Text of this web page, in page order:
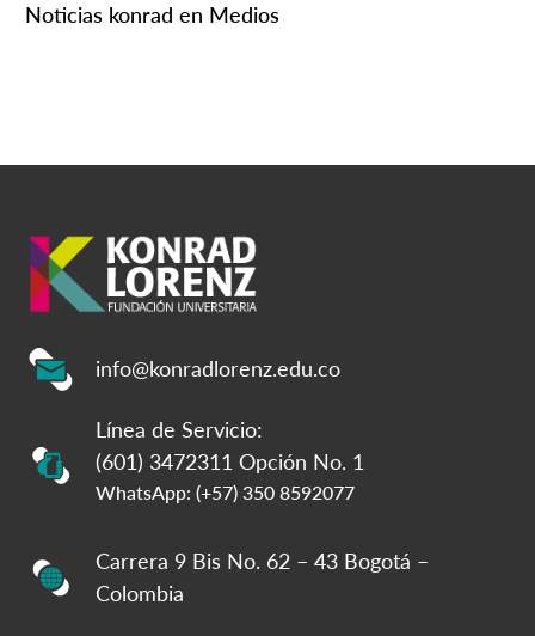
Noticias konrad en Medios
info@konradlorenz.edu.co
Línea de Servicio:
(601) 3472311 Opción No. 1
WhatsApp: (+57) 350 8592077
Carrera 9 Bis No. 62 – 43 Bogotá –
Colombia